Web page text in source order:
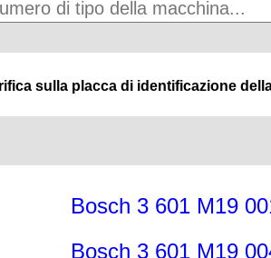
sulla placca di identificazione
Bosch 3 601 M19
Bosch 3 601 M19